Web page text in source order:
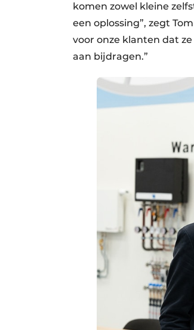
komen zowel kleine
een oplossing”, zegt
voor onze klanten dat
aan bijdragen.”